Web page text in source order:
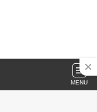
MENU